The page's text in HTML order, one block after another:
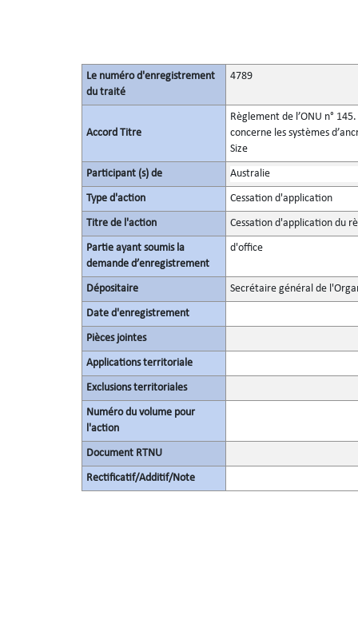
Le numéro d'enregistrement
du traité
4789
Accord Titre
Règlement de l’ONU n°
concerne les systèmes
Size
Participant (s) de Australie
Type d'action Cessation d'application
Titre de l'action Cessation d'application du
Partie ayant soumis la
demande d’enregistrement
d'office
Dépositaire Secrétaire général de
Date d'enregistrement
Pièces jointes
Applications territoriale
Exclusions territoriales
Numéro du volume pour
l'action
Document RTNU
Rectificatif/Additif/Note